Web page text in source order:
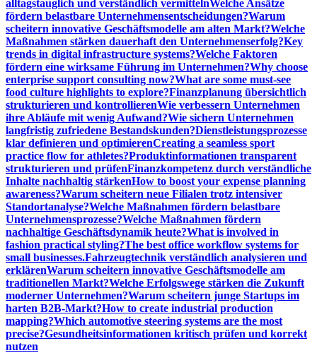
alltagstauglich und verständlich vermittelnWelche Ansätze
fördern belastbare Unternehmensentscheidungen?Warum
scheitern innovative Geschäftsmodelle am alten Markt?Welche
Maßnahmen stärken dauerhaft den Unternehmenserfolg?Key
trends in digital infrastructure systems?Welche Faktoren
fördern eine wirksame Führung im Unternehmen?Why choose
enterprise support consulting now?What are some must-see
food culture highlights to explore?Finanzplanung übersichtlich
strukturieren und kontrollierenWie verbessern Unternehmen
ihre Abläufe mit wenig Aufwand?Wie sichern Unternehmen
langfristig zufriedene Bestandskunden?Dienstleistungsprozesse
klar definieren und optimierenCreating a seamless sport
practice flow for athletes?Produktinformationen transparent
strukturieren und prüfenFinanzkompetenz durch verständliche
Inhalte nachhaltig stärkenHow to boost your expense planning
awareness?Warum scheitern neue Filialen trotz intensiver
Standortanalyse?Welche Maßnahmen fördern belastbare
Unternehmensprozesse?Welche Maßnahmen fördern
nachhaltige Geschäftsdynamik heute?What is involved in
fashion practical styling?The best office workflow systems for
small businesses.Fahrzeugtechnik verständlich analysieren und
erklärenWarum scheitern innovative Geschäftsmodelle am
traditionellen Markt?Welche Erfolgswege stärken die Zukunft
moderner Unternehmen?Warum scheitern junge Startups im
harten B2B-Markt?How to create industrial production
mapping?Which automotive steering systems are the most
precise?Gesundheitsinformationen kritisch prüfen und korrekt
nutzen